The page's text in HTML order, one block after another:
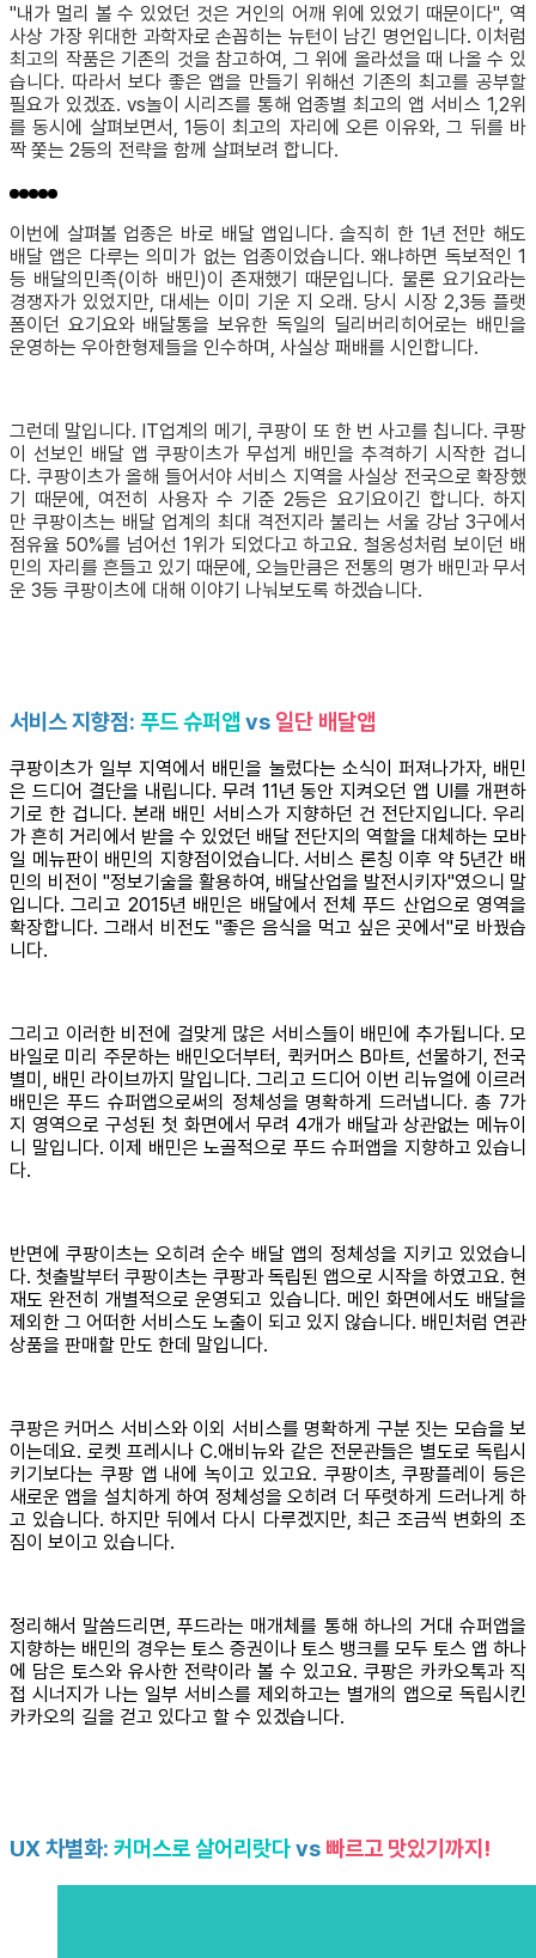
"내가 멀리 볼 수 있었던 것은 거인의 어깨 위에 있었기 때문이다", 역
사상 가장 위대한 과학자로 손꼽히는 뉴턴이 남긴 명언입니다. 이처럼
최고의 작품은 기존의 것을 참고하여, 그 위에 올라섰을 때 나올 수 있
습니다. 따라서 보다 좋은 앱을 만들기 위해선 기존의 최고를 공부할
필요가 있겠죠. vs놀이 시리즈를 통해 업종별 최고의 앱 서비스 1,2위
를 동시에 살펴보면서, 1등이 최고의 자리에 오른 이유와, 그 뒤를 바
짝 쫓는 2등의 전략을 함께 살펴보려 합니다.
이번에 살펴볼 업종은 바로 배달 앱입니다. 솔직히 한 1년 전만 해도
배달 앱은 다루는 의미가 없는 업종이었습니다. 왜냐하면 독보적인 1
등 배달의민족(이하 배민)이 존재했기 때문입니다. 물론 요기요라는
경쟁자가 있었지만, 대세는 이미 기운 지 오래. 당시 시장 2,3등 플랫
폼이던 요기요와 배달통을 보유한 독일의 딜리버리히어로는 배민을
운영하는 우아한형제들을 인수하며, 사실상 패배를 시인합니다.
그런데 말입니다. IT업계의 메기, 쿠팡이 또 한 번 사고를 칩니다. 쿠팡
이 선보인 배달 앱 쿠팡이츠가 무섭게 배민을 추격하기 시작한 겁니
다. 쿠팡이츠가 올해 들어서야 서비스 지역을 사실상 전국으로 확장했
기 때문에, 여전히 사용자 수 기준 2등은 요기요이긴 합니다. 하지
만 쿠팡이츠는 배달 업계의 최대 격전지라 불리는 서울 강남 3구에서
점유율 50%를 넘어선 1위가 되었다고 하고요. 철옹성처럼 보이던 배
민의 자리를 흔들고 있기 때문에, 오늘만큼은 전통의 명가 배민과 무서
운 3등 쿠팡이츠에 대해 이야기 나눠보도록 하겠습니다.
서비스 지향점: 푸드 슈퍼앱 vs 일단 배달앱
쿠팡이츠가 일부 지역에서 배민을 눌렀다는 소식이 퍼져나가자, 배민
은 드디어 결단을 내립니다. 무려 11년 동안 지켜오던 앱 UI를 개편하
기로 한 겁니다. 본래 배민 서비스가 지향하던 건 전단지입니다. 우리
가 흔히 거리에서 받을 수 있었던 배달 전단지의 역할을 대체하는 모바
일 메뉴판이 배민의 지향점이었습니다. 서비스 론칭 이후 약 5년간 배
민의 비전이 "정보기술을 활용하여, 배달산업을 발전시키자"였으니 말
입니다. 그리고 2015년 배민은 배달에서 전체 푸드 산업으로 영역을
확장합니다. 그래서 비전도 "좋은 음식을 먹고 싶은 곳에서"로 바꿨습
니다.
그리고 이러한 비전에 걸맞게 많은 서비스들이 배민에 추가됩니다. 모
바일로 미리 주문하는 배민오더부터, 퀵커머스 B마트, 선물하기, 전국
별미, 배민 라이브까지 말입니다. 그리고 드디어 이번 리뉴얼에 이르러
배민은 푸드 슈퍼앱으로써의 정체성을 명확하게 드러냅니다. 총 7가
지 영역으로 구성된 첫 화면에서 무려 4개가 배달과 상관없는 메뉴이
니 말입니다. 이제 배민은 노골적으로 푸드 슈퍼앱을 지향하고 있습니
다.
반면에 쿠팡이츠는 오히려 순수 배달 앱의 정체성을 지키고 있었습니
다. 첫출발부터 쿠팡이츠는 쿠팡과 독립된 앱으로 시작을 하였고요. 현
재도 완전히 개별적으로 운영되고 있습니다. 메인 화면에서도 배달을
제외한 그 어떠한 서비스도 노출이 되고 있지 않습니다. 배민처럼 연관
상품을 판매할 만도 한데 말입니다.
쿠팡은 커머스 서비스와 이외 서비스를 명확하게 구분 짓는 모습을 보
이는데요. 로켓 프레시나 C.애비뉴와 같은 전문관들은 별도로 독립시
키기보다는 쿠팡 앱 내에 녹이고 있고요. 쿠팡이츠, 쿠팡플레이 등은
새로운 앱을 설치하게 하여 정체성을 오히려 더 뚜렷하게 드러나게 하
고 있습니다. 하지만 뒤에서 다시 다루겠지만, 최근 조금씩 변화의 조
짐이 보이고 있습니다.
정리해서 말씀드리면, 푸드라는 매개체를 통해 하나의 거대 슈퍼앱을
지향하는 배민의 경우는 토스 증권이나 토스 뱅크를 모두 토스 앱 하나
에 담은 토스와 유사한 전략이라 볼 수 있고요. 쿠팡은 카카오톡과 직
접 시너지가 나는 일부 서비스를 제외하고는 별개의 앱으로 독립시킨
카카오의 길을 걷고 있다고 할 수 있겠습니다.
UX 차별화: 커머스로 살어리랏다vs 빠르고 맛있기까지!